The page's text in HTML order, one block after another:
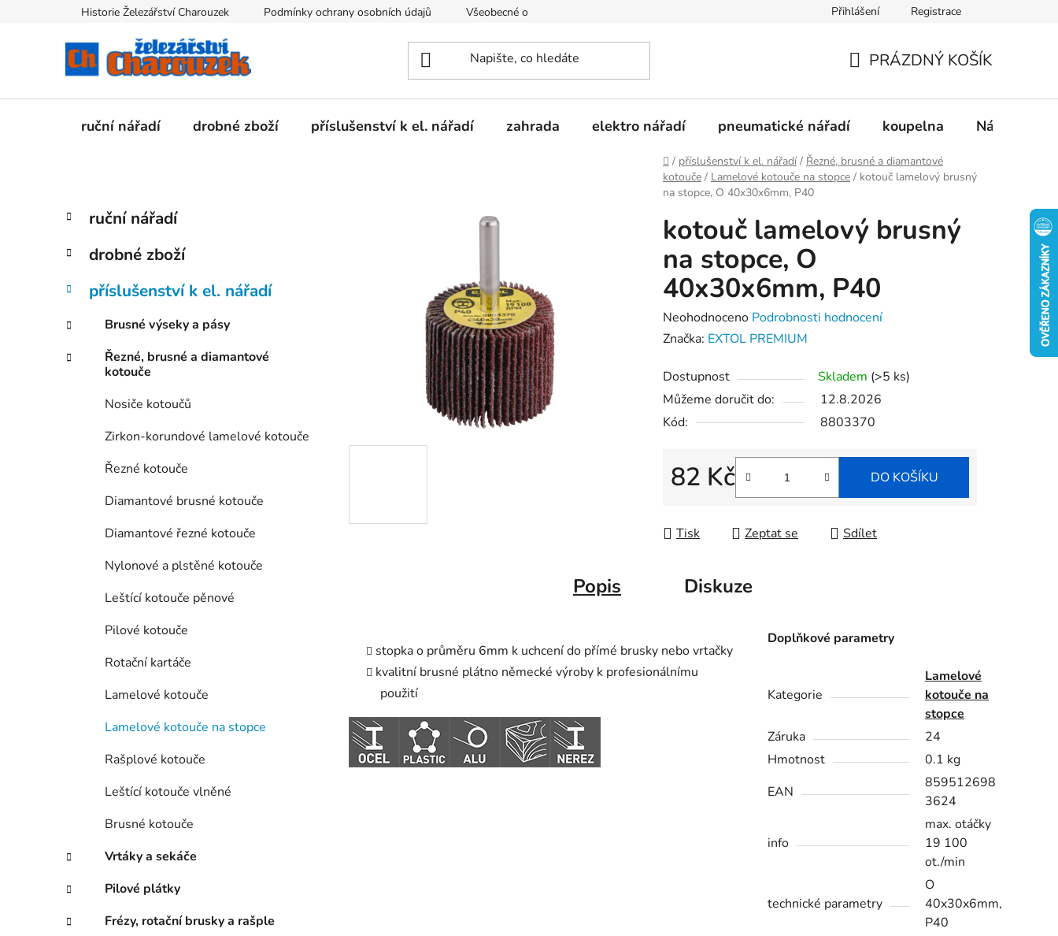
Historie Železářství Charouzek Podmínky ochrany osobních údajů Všeobecné obchodní podmínky Doprava a platba Kontakty
Přihlášení Registrace
KOŠÍK
PRÁZDNÝ KOŠÍK
ruční nářadí drobné zboží příslušenství k el. nářadí zahrada elektro nářadí pneumatické nářadí koupelna Nádobí
Domů
/ příslušenství k el. nářadí / Řezné, brusné a diamantové
kotouče / Lamelové kotouče na stopce / kotouč lamelový brusný
na stopce, O 40x30x6mm, P40
P
s
r
n
n
Přeskočit
kategorie
K
a
e
o
i
ruční nářadí
drobné zboží
příslušenství k el. nářadí
Brusné výseky a pásy
Řezné, brusné a diamantové
kotouče
Nosiče kotoučů
Zirkon-korundové lamelové kotouče
Řezné kotouče
Diamantové brusné kotouče
Diamantové řezné kotouče
Nylonové a plstěné kotouče
Leštící kotouče pěnové
Pilové kotouče
Rotační kartáče
Lamelové kotouče
Lamelové kotouče na stopce
Rašplové kotouče
Leštící kotouče vlněné
Brusné kotouče
Vrtáky a sekáče
Pilové plátky
Frézy, rotační brusky a rašple
kotouč lamelový brusný
na stopce, O
40x30x6mm, P40
Průměrné
hodnocení
je
0,0
z
hvězdiček.
Neohodnoceno Podrobnosti hodnocení
Značka: EXTOL PREMIUM
Dostupnost Skladem (>5 ks)
Můžeme doručit do:
12.8.2026
Kód:
8803370
82 Kč
Měrná cena:
DO KOŠÍKU
Tisk Zeptat se Sdílet
Popis Diskuze
stopka o průměru 6mm k uchcení do přímé brusky nebo vrtačky
kvalitní brusné plátno německé výroby k profesionálnímu
použití
Doplňkové parametry
Kategorie
Lamelové
kotouče na
stopce
Záruka
24
Hmotnost
0.1 kg
EAN
859512698
3624
info
max. otáčky
19 100
ot./min
technické parametry
O
40x30x6mm,
P40